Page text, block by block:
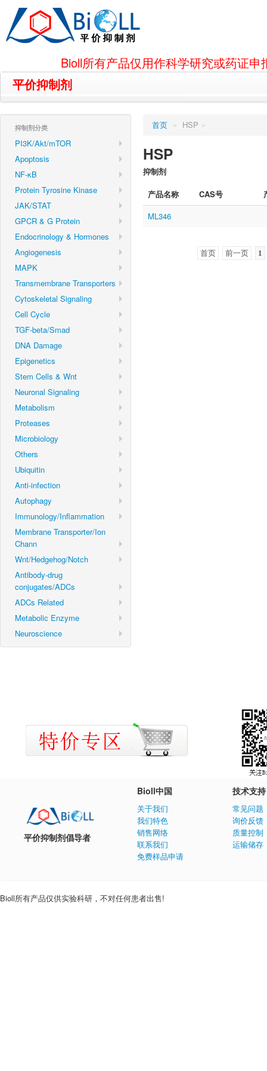
Bioll所有产品仅用作科学研究或药证
平价抑制剂
抑制剂分类
PI3K/Akt/mTOR
Apoptosis
NF-κB
Protein Tyrosine Kinase
JAK/STAT
GPCR & G Protein
Endocrinology & Hormones
Angiogenesis
MAPK
Transmembrane Transporters
Cytoskeletal Signaling
Cell Cycle
TGF-beta/Smad
DNA Damage
Epigenetics
Stem Cells & Wnt
Neuronal Signaling
Metabolism
Proteases
Microbiology
Others
Ubiquitin
Anti-infection
Autophagy
Immunology/Inflammation
Membrane Transporter/Ion
Chann
Wnt/Hedgehog/Notch
Antibody-drug
conjugates/ADCs
ADCs Related
Metabolic Enzyme
Neuroscience
首页 » HSP »
HSP
抑制剂
产品名称
CAS号
ML346
首页 前一页 1
平价抑制剂倡导者
Bioll中国
关于我们
我们特色
销售网络
联系我们
免费样品申请
技术支持
常见问题
询价反馈
质量控制
运输储存
Bioll所有产品仅供实验科研，不对任何患者出售!